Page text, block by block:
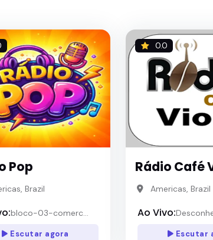
Pop
Brazil
bloco-03-comerc...
Escutar agora
0.0
Rádio Café
Americas, Brazil
Ao Vivo:
Escutar